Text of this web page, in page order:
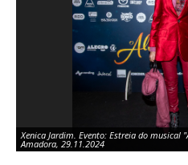
Xenica Jardim. Evento: Estreia do musical
Amadora, 29.11.2024